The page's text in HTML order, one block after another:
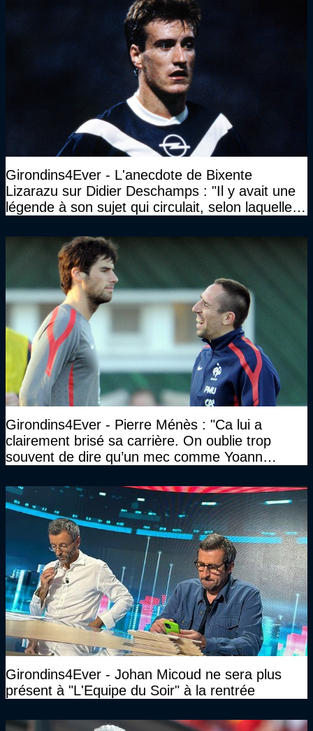
Girondins4Ever - L'anecdote de Bixente
Lizarazu sur Didier Deschamps : "Il y avait une
légende à son sujet qui circulait, selon laquelle il
Girondins4Ever - Pierre Ménès : "Ca lui a
clairement brisé sa carrière. On oublie trop
souvent de dire qu’un mec comme Yoann
Girondins4Ever - Johan Micoud ne sera plus
présent à "L'Equipe du Soir" à la rentrée